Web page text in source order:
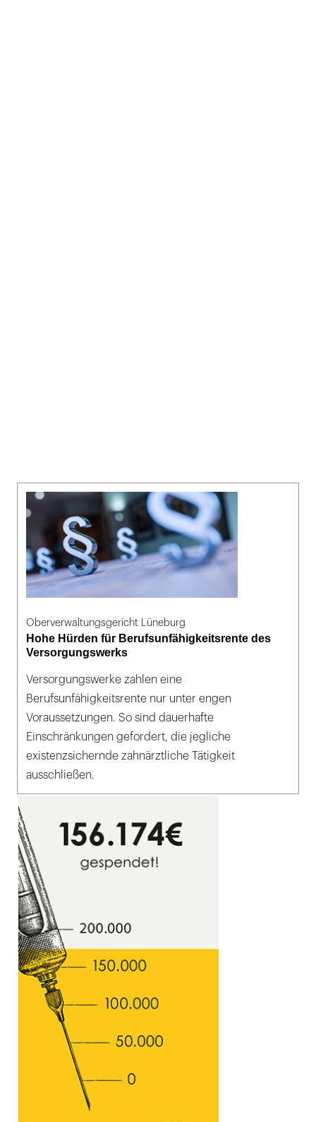
Oberverwaltungsgericht Lüneburg
Hohe Hürden für Berufsunfähigkeitsrente des
Versorgungswerks
Versorgungswerke zahlen eine
Berufsunfähigkeitsrente nur unter engen
Voraussetzungen. So sind dauerhafte
Einschränkungen gefordert, die jegliche
existenzsichernde zahnärztliche Tätigkeit
ausschließen.